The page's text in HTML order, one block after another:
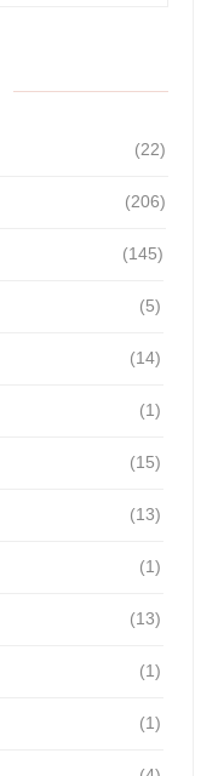
(22)
(206)
(145)
(5)
(14)
(1)
(15)
(13)
(1)
(13)
(1)
(1)